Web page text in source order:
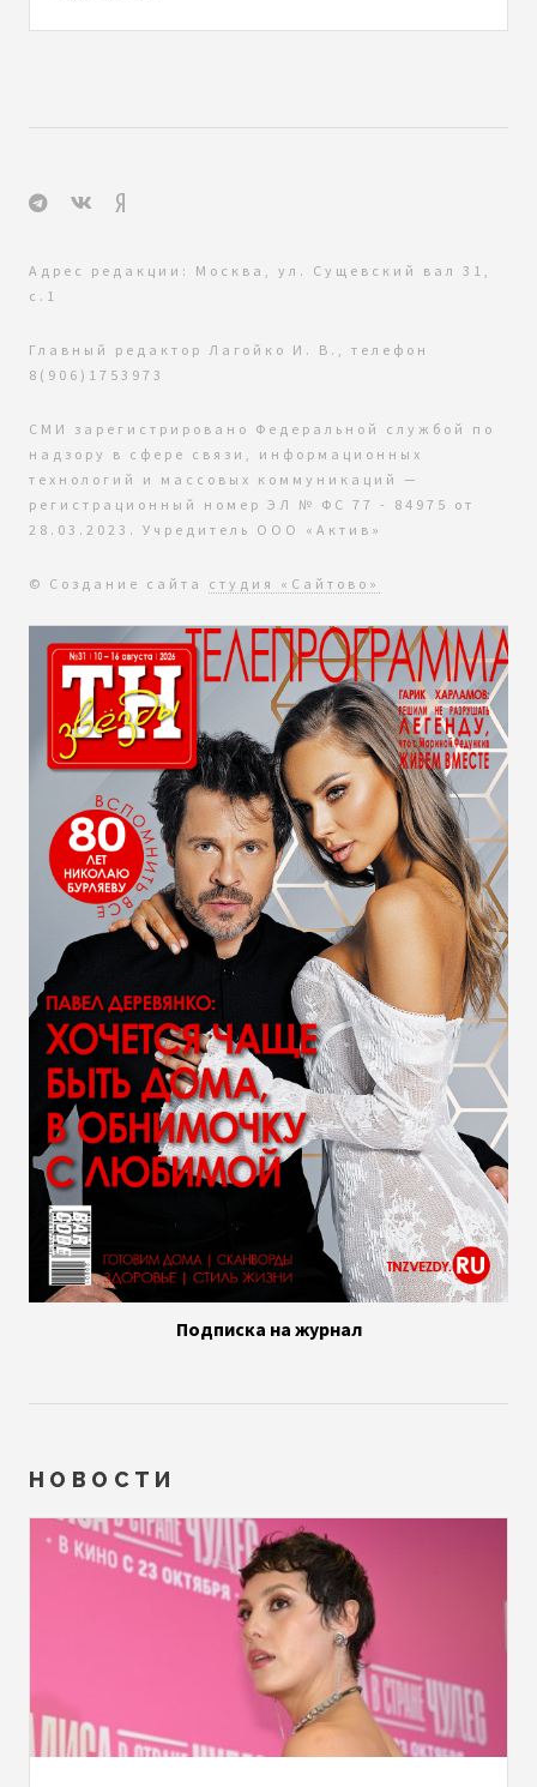
Адрес редакции: Москва, ул. Сущевский вал 31,
с.1
Главный редактор Лагойко И. В., телефон
8(906)1753973
СМИ зарегистрировано Федеральной службой по
надзору в сфере связи, информационных
технологий и массовых коммуникаций —
регистрационный номер ЭЛ № ФС 77 - 84975 от
28.03.2023. Учредитель ООО «Актив»
© Создание сайта студия «Сайтово»
Подписка на журнал
НОВОСТИ